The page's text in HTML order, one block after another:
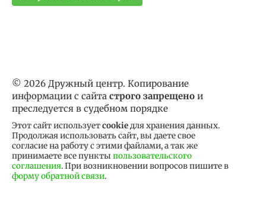
© 2026 Дружный центр. Копирование
информации с сайта строго запрещено и
преследуется в судебном порядке
Этот сайт используетcookieдля хранения данных.
Продолжая использовать сайт, вы даете свое
согласие на работу с этими файлами, а так же
принимаете все пункты пользовательского
соглашения. При возникновении вопросов пишите в
форму обратной связи.